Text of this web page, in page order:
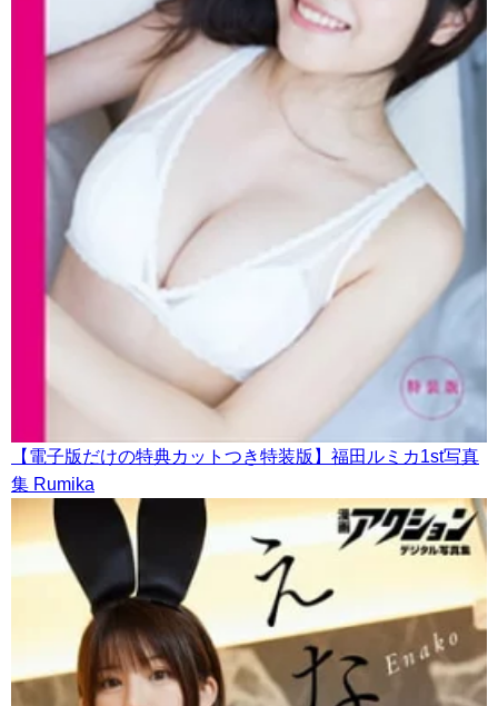
【電子版だけの特典カットつき特装版】福田ルミカ1st写真
集 Rumika